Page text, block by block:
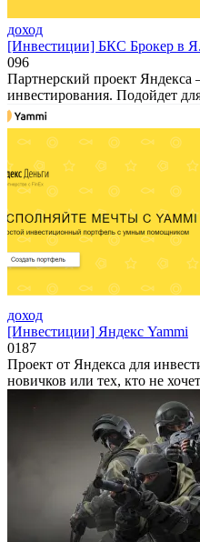
доход
[Инвестиции] БКС Брокер в
096
Партнерский проект
инвестирования. Подойдет
доход
[Инвестиции] Яндекс Yammi
0187
Проект от Яндекса для
новичков или тех, кто не